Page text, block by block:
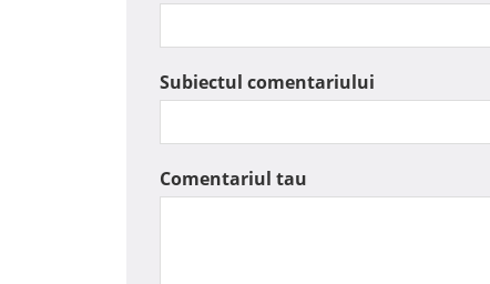
Subiectul comentariului
Comentariul tau